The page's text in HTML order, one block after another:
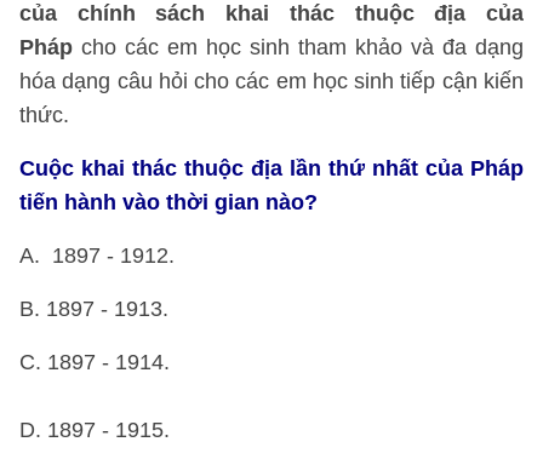
của chính sách khai thác thuộc địa của
Pháp cho các em học sinh tham khảo và đa dạng
hóa dạng câu hỏi cho các em học sinh tiếp cận kiến
thức.
Cuộc khai thác thuộc địa lần thứ nhất của Pháp
tiến hành vào thời gian nào?
A. 1897 - 1912.
B. 1897 - 1913.
C. 1897 - 1914.
D. 1897 - 1915.